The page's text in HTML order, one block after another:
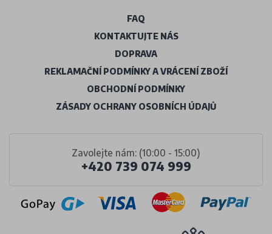
Zavolejte nám: (10:00 - 15:00)
+420 739 074 999
FAQ
KONTAKTUJTE NÁS
DOPRAVA
REKLAMAČNÍ PODMÍNKY A VRÁCENÍ ZBOŽÍ
OBCHODNÍ PODMÍNKY
ZÁSADY OCHRANY OSOBNÍCH ÚDAJŮ